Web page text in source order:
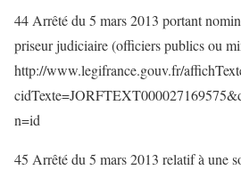
44 Arrêté du 5 mars 2013 portant
priseur judiciaire (officiers publics ou
http://www.legifrance.gouv.fr/
n=id
45 Arrêté du 5 mars 2013 relatif à une